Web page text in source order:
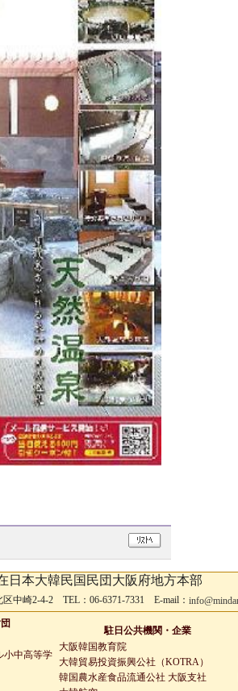
日本大韓民国民団大阪府地方本部
中崎2-4-2 TEL：06-6371-7331 E-mail：
小中高等学
駐日公共機関・企業
大阪韓国教育院
大韓貿易投資振興公社（KOTRA）
韓国農水産食品流通公社 大阪支社